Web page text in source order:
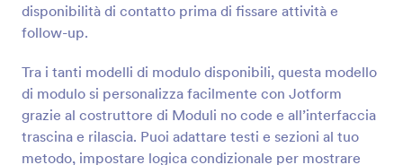
disponibilità di contatto prima di fissare attività e
follow-up.
Tra i tanti modelli di modulo disponibili, questa modello
di modulo si personalizza facilmente con Jotform
grazie al costruttore di Moduli no code e all’interfaccia
trascina e rilascia. Puoi adattare testi e sezioni al tuo
metodo, impostare logica condizionale per mostrare